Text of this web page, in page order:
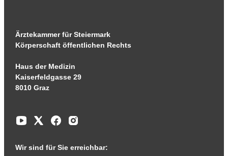
Ärztekammer für Steiermark
Körperschaft öffentlichen Rechts
Haus der Medizin
Kaiserfeldgasse 29
8010 Graz
Wir sind für Sie erreichbar: